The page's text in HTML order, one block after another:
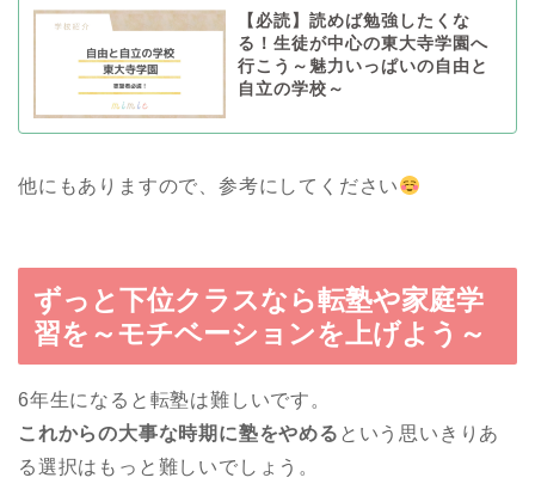
【必読】読めば勉強したくな
る！生徒が中心の東大寺学園へ
行こう～魅力いっぱいの自由と
自立の学校～
他にもありますので、参考にしてください
ずっと下位クラスなら転塾や家庭学
習を～モチベーションを上げよう～
6年生になると転塾は難しいです。
これからの大事な時期に塾をやめる という思いきりあ
る選択はもっと難しいでしょう。